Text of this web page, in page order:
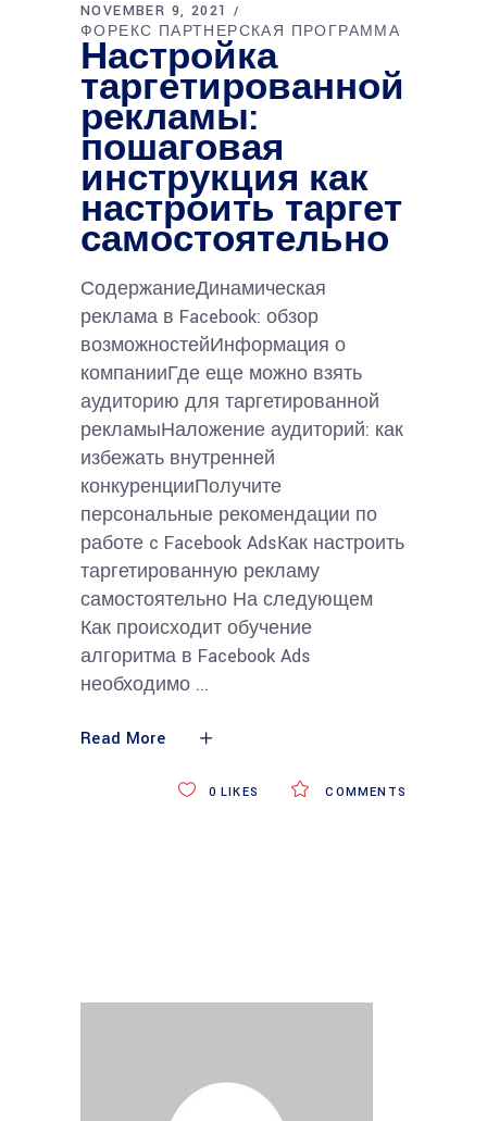
NOVEMBER 9, 2021
ФОРЕКС ПАРТНЕРСКАЯ ПРОГРАММА
Настройка
таргетированной
рекламы:
пошаговая
инструкция как
настроить таргет
самостоятельно
СодержаниеДинамическая
реклама в Facebook: обзор
возможностейИнформация о
компанииГде еще можно взять
аудиторию для таргетированной
рекламыНаложение аудиторий: как
избежать внутренней
конкуренцииПолучите
персональные рекомендации по
работе c Facebook AdsКак настроить
таргетированную рекламу
самостоятельно На следующем
Как происходит обучение
алгоритма в Facebook Ads
необходимо
Read More
COMMENTS
0 LIKES